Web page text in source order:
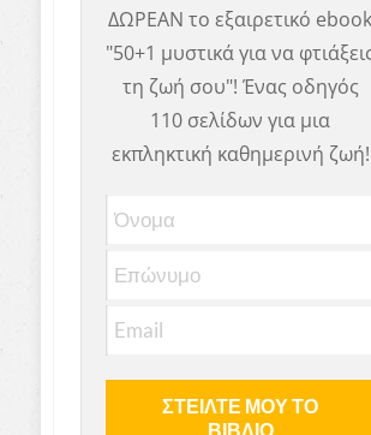
ΔΩΡΕΑΝ το εξαιρετικό ebook
"50+1 μυστικά για να
τη ζωή σου"! Ένας οδηγός
110 σελίδων για μια
εκπληκτική καθημερινή ζωή!